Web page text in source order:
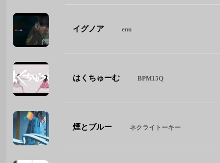
イグノア enu
はくちゅーむ BPM15Q
煙とブルー ネクライトーキー